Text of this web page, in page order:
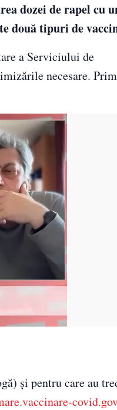
dozei de rapel cu
două tipuri de
a Serviciului de
necesare.
și pentru care au